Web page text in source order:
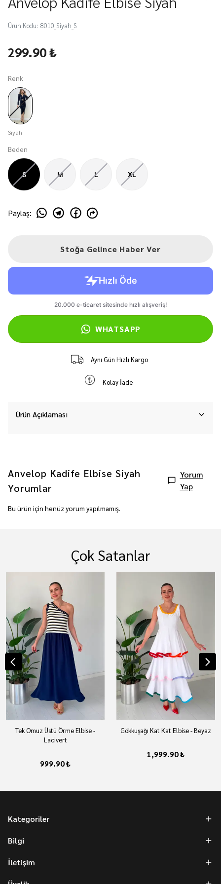
Ürün Kodu: 8010_Siyah_S
299.90 ₺
Renk
Siyah
Beden
S M L XL
Paylaş:
Stoğa Gelince Haber Ver
WHATSAPP
Aynı Gün Hızlı Kargo
Kolay İade
Ürün Açıklaması
Anvelop Kadife Elbise Siyah
Yorumlar
Yorum
Yap
Bu ürün için henüz yorum yapılmamış.
Çok Satanlar
Tek Omuz Üstü Örme Elbise -
Lacivert
999.90 ₺
Gökkuşağı Kat Kat Elbise - Beyaz
1,999.90 ₺
Kategoriler
Bilgi
İletişim